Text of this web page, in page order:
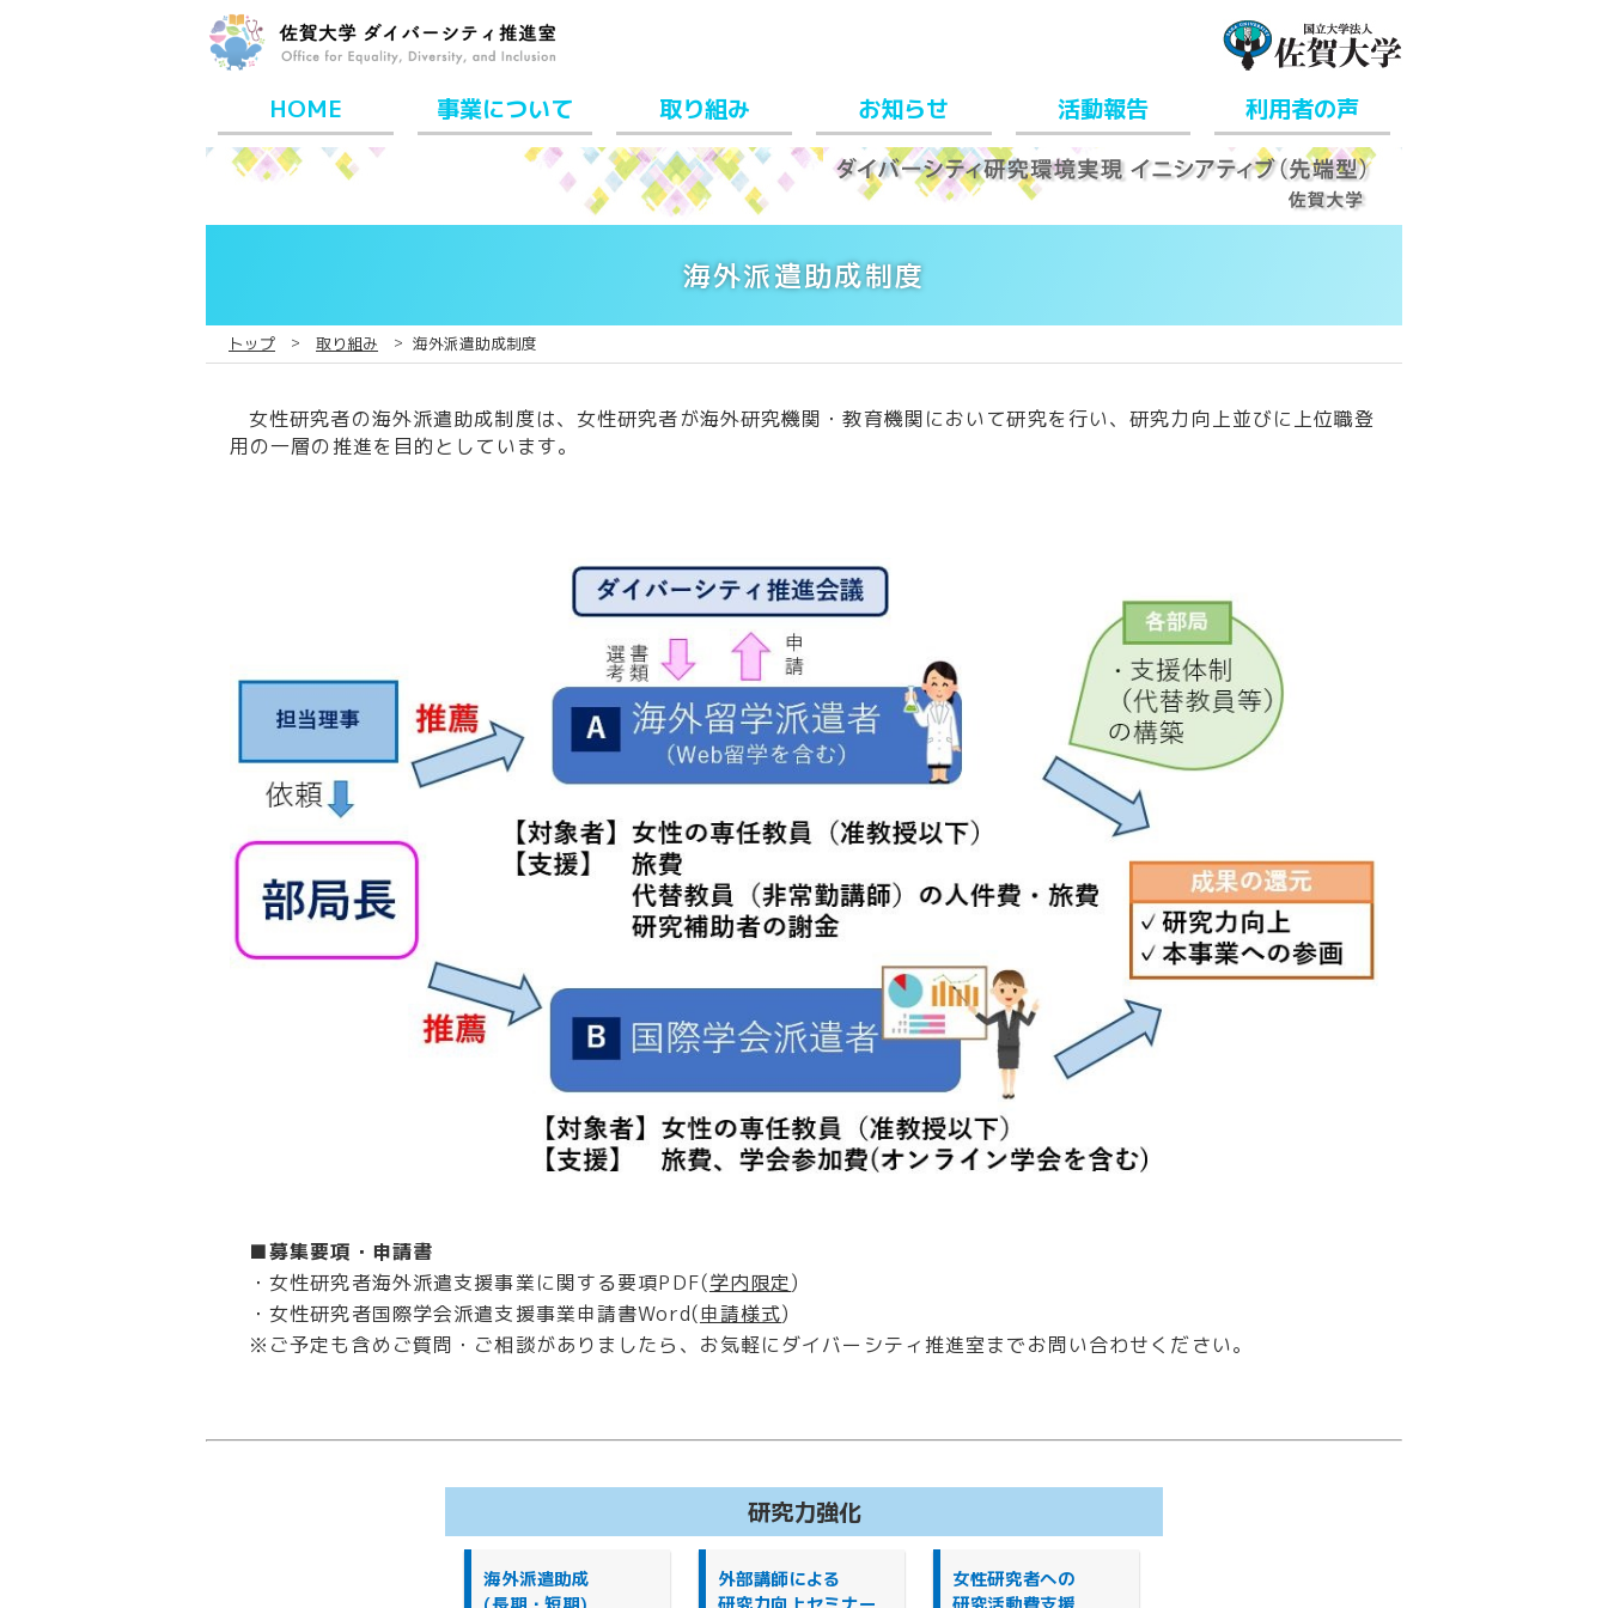
HOME 事業について 取り組み お知らせ 活動報告 利用者の声
海外派遣助成制度
トップ 取り組み 海外派遣助成制度
女性研究者の海外派遣助成制度は、女性研究者が海外研究機関・教育機関において研究を行い、研究力向上並びに上位職登
用の一層の推進を目的としています。
■募集要項・申請書
・女性研究者海外派遣支援事業に関する要項PDF(学内限定)
・女性研究者国際学会派遣支援事業申請書Word(申請様式)
※ご予定も含めご質問・ご相談がありましたら、お気軽にダイバーシティ推進室までお問い合わせください。
研究力強化
海外派遣助成
外部講師による
女性研究者への